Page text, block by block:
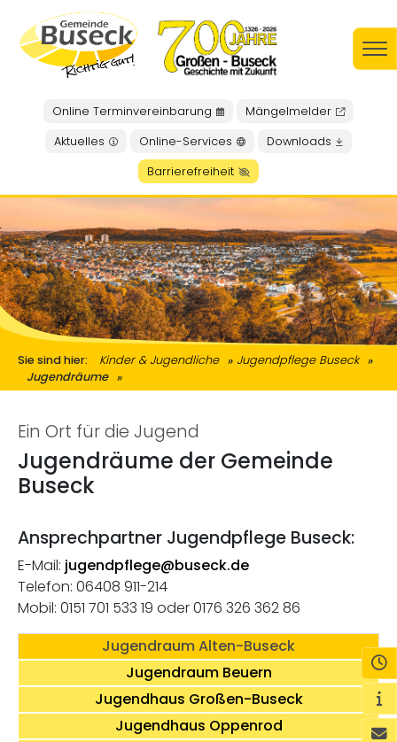
Online Terminvereinbarung
Mängelmelder
Aktuelles
Online-Services
Downloads
Barrierefreiheit
Sie sind hier: Kinder & Jugendliche
Jugendpflege Buseck
Jugendräume
Ein Ort für die Jugend
Jugendräume der Gemeinde
Buseck
Ansprechpartner Jugendpflege Buseck:
E-Mail: jugendpflege@buseck.de
Telefon: 06408 911-214
Mobil: 0151 701 533 19 oder 0176 326 362 86
Jugendraum Alten-BuseckSpringe zu
Jugendraum BeuernSpringe zu Tab
Jugendhaus Großen-BuseckSpringe zu
Jugendhaus OppenrodSpringe zu Tab